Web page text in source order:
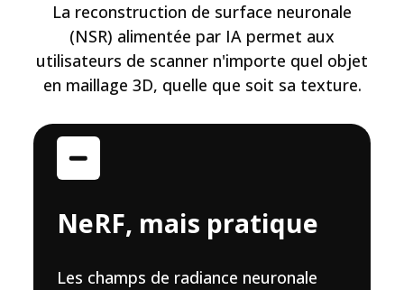
La reconstruction de surface neuronale
(NSR) alimentée par IA permet aux
utilisateurs de scanner n'importe quel objet
en maillage 3D, quelle que soit sa texture.
NeRF, mais pratique
Les champs de radiance neuronale